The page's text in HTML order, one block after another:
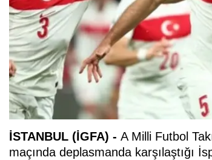
İSTANBUL (İGFA) - A Milli Futbol
maçında deplasmanda karşılaştığı